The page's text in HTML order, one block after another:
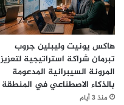
هاكس يونيت وليبلين جروب
تبرمان شراكة استراتيجية لتعزيز
المرونة السيبرانية المدعومة
بالذكاء الاصطناعي في المنطقة
منذ 3 أيام